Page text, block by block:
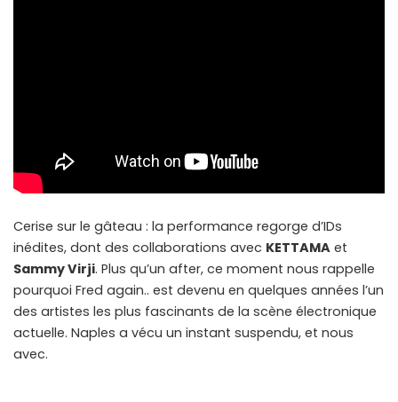
Cerise sur le gâteau : la performance regorge d’IDs
inédites, dont des collaborations avec KETTAMA et
Sammy Virji. Plus qu’un after, ce moment nous rappelle
pourquoi Fred again.. est devenu en quelques années l’un
des artistes les plus fascinants de la scène électronique
actuelle. Naples a vécu un instant suspendu, et nous
avec.